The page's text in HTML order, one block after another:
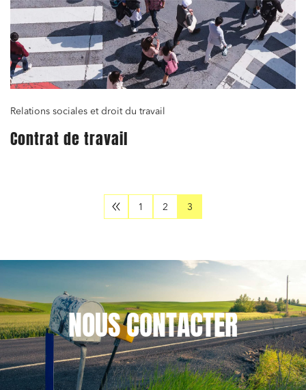
Relations sociales et droit du travail
Contrat de travail
1 2 3
NOUSCONTACTER